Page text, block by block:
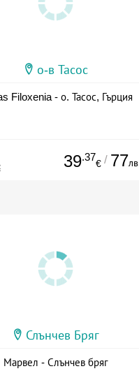
о-в Тасос
Filoxenia - о. Тасос, Гърция
39.37
€ / 77лв.
Слънчев Бряг
Марвел - Слънчев бряг